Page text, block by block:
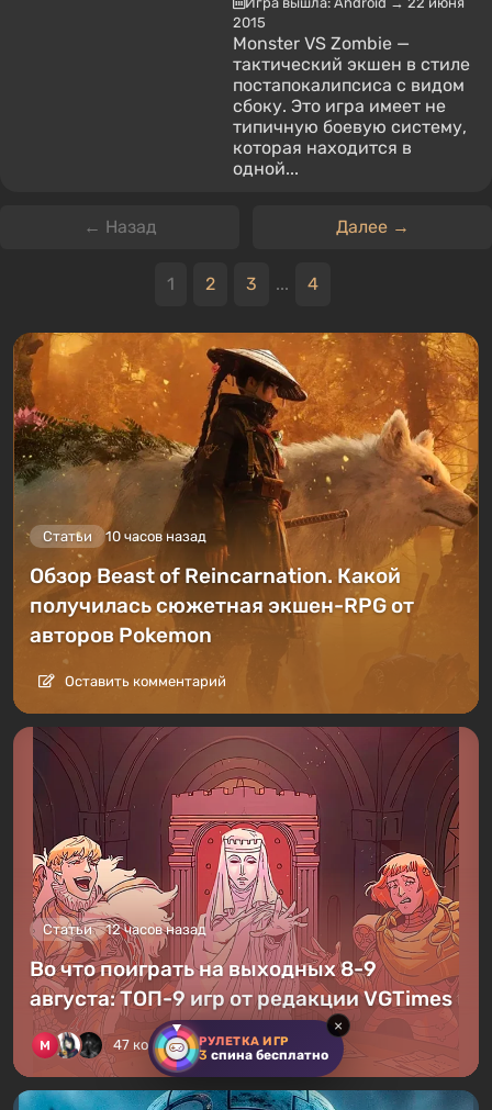
РУЛЕТКА ИГР
3 спина бесплатно
×
2015
Monster VS Zombie —
тактический экшен в стиле
постапокалипсиса с видом
сбоку. Это игра имеет не
типичную боевую систему,
которая находится в
одной...
← Назад Далее →
1 2 3 ... 4
Статьи 10 часов назад
Обзор Beast of Reincarnation. Какой
получилась сюжетная экшен-RPG от
авторов Pokemon
Оставить комментарий
Статьи 12 часов назад
Во что поиграть на выходных 8-9
августа: ТОП-9 игр от редакции VGTimes
47 комментариев